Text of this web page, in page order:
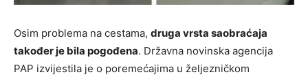
Osim problema na cestama, druga vrsta saobraćaja
također je bila pogođena. Državna novinska agencija
PAP izvijestila je o poremećajima u željezničkom